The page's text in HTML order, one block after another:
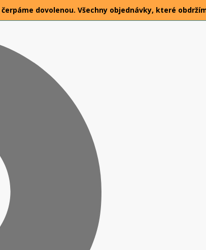
dovolenou. Všechny objednávky, které